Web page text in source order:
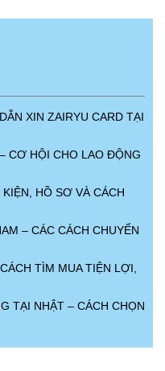
XIN ZAIRYU CARD TẠI
CƠ HỘI CHO LAO ĐỘNG
HỒ SƠ VÀ CÁCH
– CÁC CÁCH CHUYỂN
TÌM MUA TIỆN LỢI,
TẠI NHẬT – CÁCH CHỌN